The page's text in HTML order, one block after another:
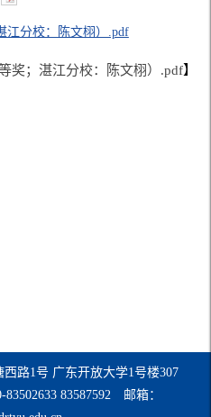
江分校：陈文栩）.pdf
奖；湛江分校：陈文栩）.pdf】
路1号 广东开放大学1号楼307
83587592 邮箱：